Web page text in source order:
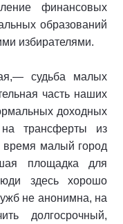
финансовых
образований
избирателями.
судьба малых
часть наших
доходных
трансферты из
время малый город
площадка для
здесь хорошо
не анонимна, на
долгосрочный,